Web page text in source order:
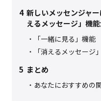
4 新しいメッセンジャ
えるメッセージ」機
「一緒に見る」機能
「消えるメッセージ
5 まとめ
あなたにおすすめの